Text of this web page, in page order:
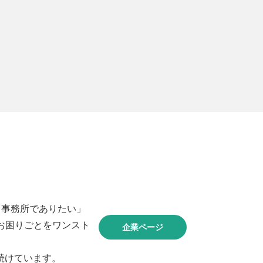
務所でありたい」
困りごとをワンスト
ています。
企業ページ